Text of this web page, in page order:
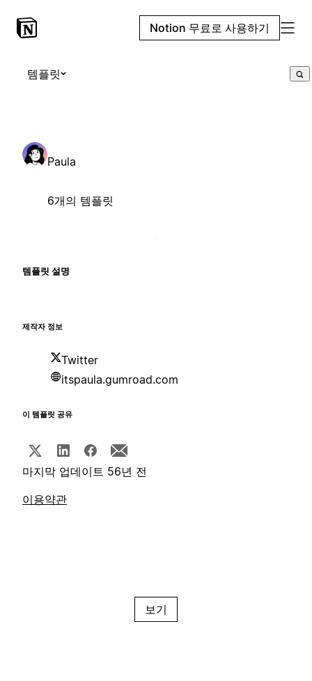
Notion 무료로 사용하기
템플릿
Paula
6개의 템플릿
템플릿 설명
제작자 정보
Twitter
itspaula.gumroad.com
이 템플릿 공유
마지막 업데이트 56년 전
이용약관
보기